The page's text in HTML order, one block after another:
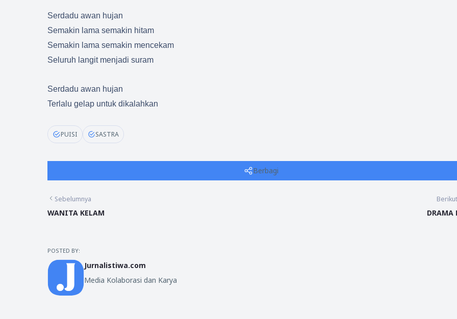
Serdadu awan hujan
Semakin lama semakin hitam
Semakin lama semakin mencekam
Seluruh langit menjadi suram
Serdadu awan hujan
Terlalu gelap untuk dikalahkan
PUISI SASTRA
Berbagi
Sebelumnya
WANITA KELAM DRAMA
POSTED BY:
Jurnalistiwa.com
Media Kolaborasi dan Karya